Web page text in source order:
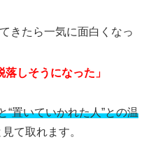
きたら一気に面白くなっ
落しそうになった」
“置いていかれた人”との温
て取れます。